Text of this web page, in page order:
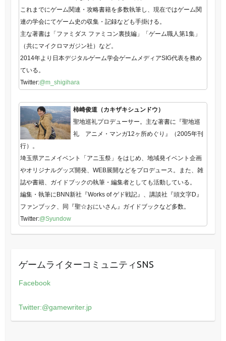
これまでにゲーム関連・攻略書籍を多数執筆し、現在ではゲーム関
連の学会にてゲーム史の収集・記録なども手掛ける。
主な著書は「ファミダス ファミコン裏技編」「ゲーム職人第1集」
（共にマイクロマガジン社）など。
2014年より日本デジタルゲーム学会ゲームメディアSIG代表を務め
ている。
Twitter:@m_shigihara
柿崎俊道（カキザキシュンドウ）
聖地巡礼プロデューサー。主な著書に『聖地巡
礼 アニメ・マンガ12ヶ所めぐり』（2005年刊
行）。
埼玉県アニメイベント「アニ玉祭」をはじめ、地域発イベント企画
やオリジナルグッズ開発、WEB展開などをプロデュース。また、雑
誌や書籍、ガイドブックの執筆・編集者としても活動している。
編集・執筆にBNN新社『Works of ゲド戦記』、講談社『頭文字D』
ファンブック、同『聖☆おにいさん』ガイドブックなど多数。
Twitter:@Syundow
ゲームライターコミュニティSNS
Facebook
Twitter:@gamewriter.jp